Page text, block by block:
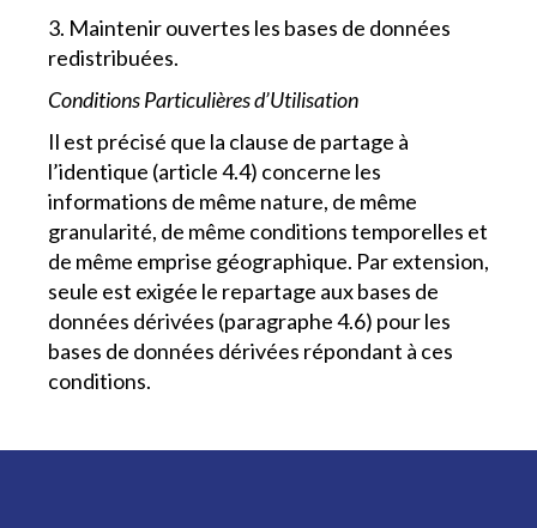
3. Maintenir ouvertes les bases de données
redistribuées.
Conditions Particulières d’Utilisation
Il est précisé que la clause de partage à
l’identique (article 4.4) concerne les
informations de même nature, de même
granularité, de même conditions temporelles et
de même emprise géographique. Par extension,
seule est exigée le repartage aux bases de
données dérivées (paragraphe 4.6) pour les
bases de données dérivées répondant à ces
conditions.